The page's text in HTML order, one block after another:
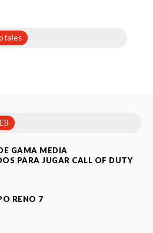
GAMA MEDIA
PARA JUGAR CALL OF DUTY
RENO 7